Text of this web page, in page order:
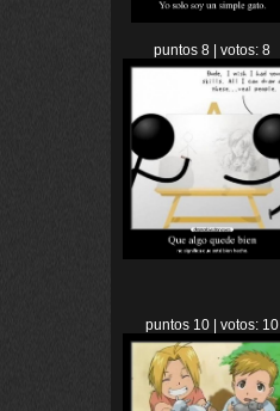
puntos 8 | votos: 8
puntos 10 | votos: 10